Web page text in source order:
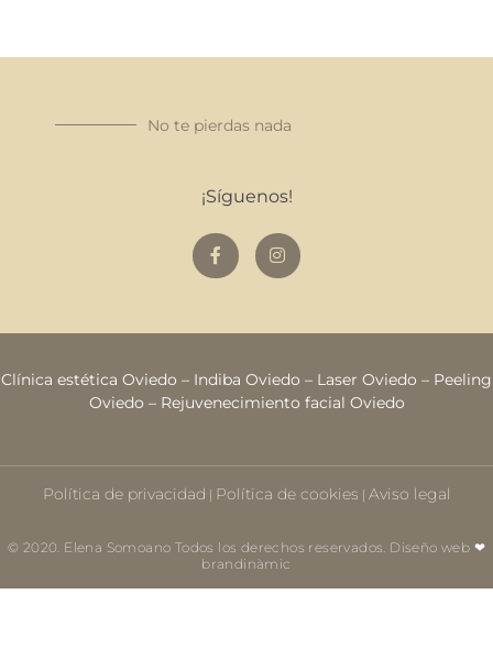
No te pierdas nada
¡Síguenos!
Clínica estética Oviedo – Indiba Oviedo – Laser Oviedo – Peeling
Oviedo – Rejuvenecimiento facial Oviedo
Política de privacidad | Política de cookies | Aviso legal
© 2020. Elena Somoano Todos los derechos reservados. Diseño web ❤
brandinàmic